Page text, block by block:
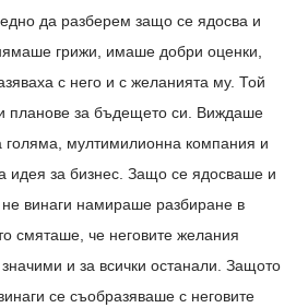
да разберем защо се ядосва и
грижи, имаше добри оценки,
с него и с желанията му. Той
планове за бъдещето си. Виждаше
голяма, мултимилионна компания и
идея за бизнес. Защо се ядосваше и
винаги намираше разбиране в
смяташе, че неговите желания
и за всички останали. Защото
се съобразяваше с неговите